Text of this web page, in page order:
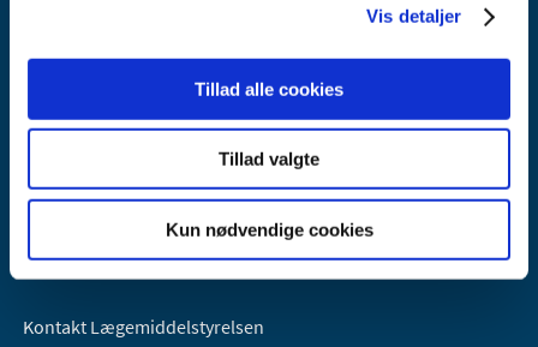
Vis detaljer
Tillad alle cookies
Tillad valgte
Kun nødvendige cookies
Lægemiddelstyrelsen
2300 København S
Lægemiddelstyrelsen er en del af
Sundheds- og Kirkeministeriet.
Kontakt Lægemiddelstyrelsen